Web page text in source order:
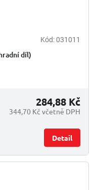
Kód:031011
díl)
344,70 Kč včetně DPH
284,88 Kč
Detail